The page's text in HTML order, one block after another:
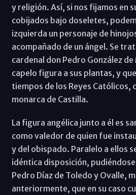
y religión. Así, si nos fijamos en
cobijados bajo doseletes,
izquierda un personaje de
acompañado de un ángel. Se
cardenal don Pedro González
capelo figura a sus plantas, y
tiempos de los Reyes Católicos,
monarca de Castilla.
La figura angélica junto a él es
como valedor de quien fue
y del obispado. Paralelo a ellos
idéntica disposición,
Pedro Díaz de Toledo y Ovalle,
anteriormente, que en su caso